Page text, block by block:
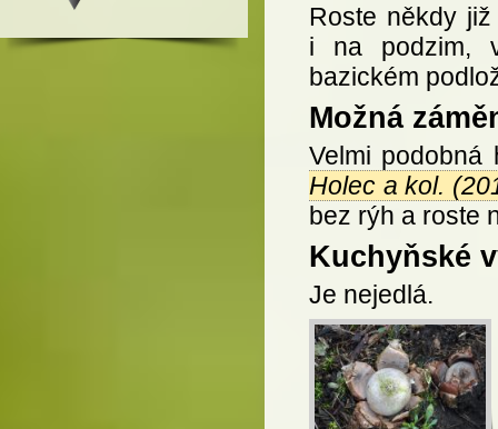
Roste někdy
i na podzim,
bazickém
Možná
Velmi podobná
Holec a kol.
bez rýh a roste
Kuchyňské
Je nejedlá.